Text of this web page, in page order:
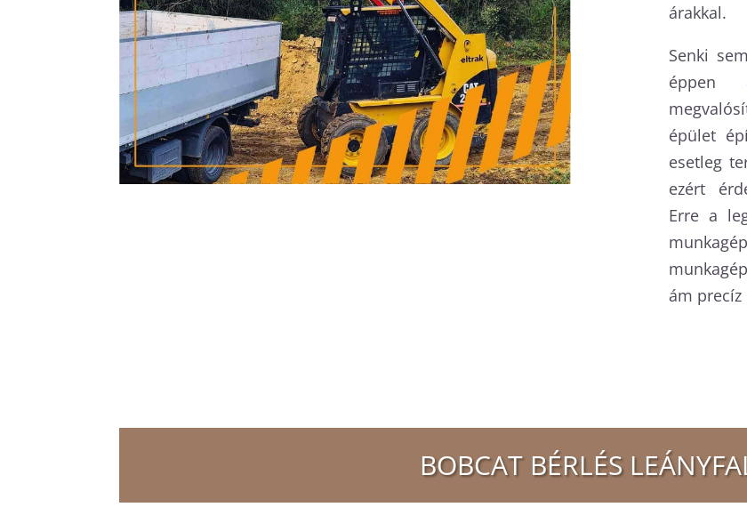
árakkal.
Senki
éppen
épület
esetleg
ezért
Erre a
ám precíz
BOBCAT BÉRLÉS